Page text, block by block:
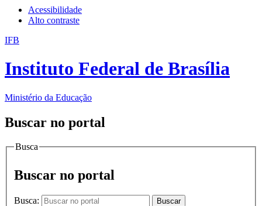
Acessibilidade
Alto contraste
IFB
Instituto Federal de Brasília
Ministério da Educação
Buscar no portal
Busca
Buscar no portal
Busca: Buscar